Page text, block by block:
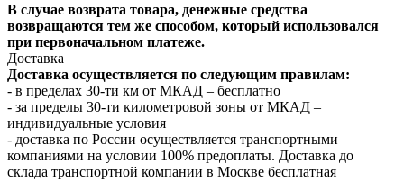
В случае возврата товара, денежные средства
возвращаются тем же способом, который использовался
при первоначальном платеже.
Доставка
Доставка осуществляется по следующим правилам:
- в пределах 30-ти км от МКАД – бесплатно
- за пределы 30-ти километровой зоны от МКАД –
индивидуальные условия
- доставка по России осуществляется транспортными
компаниями на условии 100% предоплаты. Доставка до
склада транспортной компании в Москве бесплатная